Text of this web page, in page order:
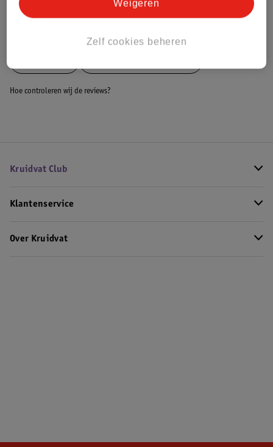
Hoe controleren wij de reviews?
Kruidvat Club
Klantenservice
Over Kruidvat
Zelf cookies beheren
Weigeren